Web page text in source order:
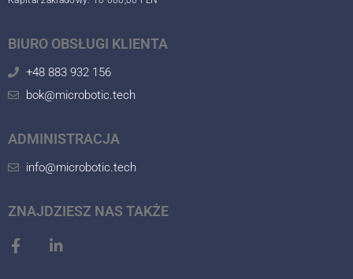
BIURO OBSŁUGI KLIENTA
+48 883 932 156
bok@microbotic.tech
ADMINISTRACJA
info@microbotic.tech
ZNAJDZIESZ NAS TAKŻE